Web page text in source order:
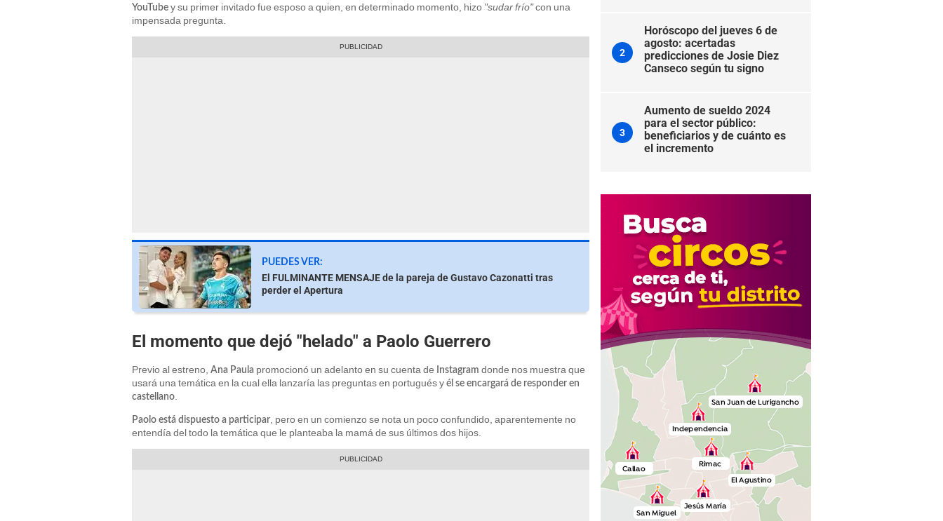
YouTube y su primer invitado fue esposo a quien, en determinado momento, hizo "sudar frío"con una
impensada pregunta.
PUEDES VER:
El FULMINANTE MENSAJE de la pareja de Gustavo Cazonatti tras
perder el Apertura
El momento que dejó "helado" a Paolo Guerrero
Previo al estreno, Ana Paula promocionó un adelanto en su cuenta de Instagram donde nos muestra que
usará una temática en la cual ella lanzaría las preguntas en portugués y él se encargará de responder en
castellano.
Paolo está dispuesto a participar, pero en un comienzo se nota un poco confundido, aparentemente no
entendía del todo la temática que le planteaba la mamá de sus últimos dos hijos.
2
Horóscopo del jueves 6 de
agosto: acertadas
predicciones de Josie Diez
Canseco según tu signo
3
Aumento de sueldo 2024
para el sector público:
beneficiarios y de cuánto es
el incremento